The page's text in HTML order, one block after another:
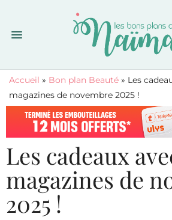
Accueil » Bon plan Beauté » Les
magazines de novembre 2025 !
Les cadeaux
magazines de
2025 !